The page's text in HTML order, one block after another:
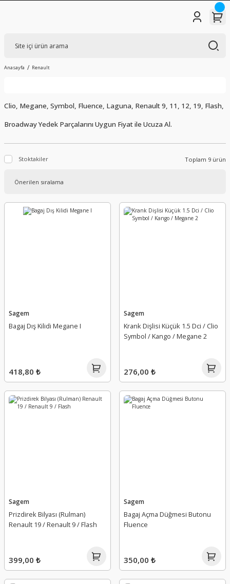
Anasayfa Renault
Clio, Megane, Symbol, Fluence, Laguna, Renault 9, 11, 12, 19, Flash,
Broadway Yedek Parçalarını Uygun Fiyat ile Ucuza Al.
Stoktakiler Toplam 9 ürün
Sagem
Bagaj Dış Kilidi Megane I
418,80 ₺
Sagem
Krank Dişlisi Küçük 1.5 Dci / Clio
Symbol / Kango / Megane 2
276,00 ₺
Sagem
Prizdirek Bilyası (Rulman)
Renault 19 / Renault 9 / Flash
399,00 ₺
Sagem
Bagaj Açma Düğmesi Butonu
Fluence
350,00 ₺